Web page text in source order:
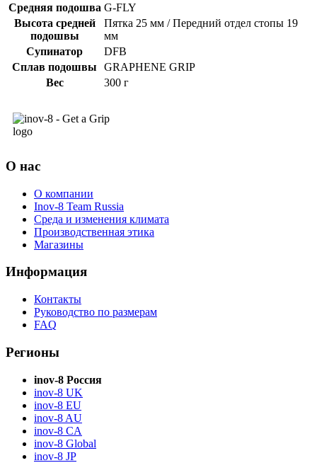
Средняя подошва G-FLY
Высота средней
подошвы
Пятка 25 мм / Передний отдел стопы 19
мм
Супинатор
DFB
Сплав подошвы
GRAPHENE GRIP
Вес
300 г
О нас
О компании
Inov-8 Team Russia
Среда и изменения климата
Производственная этика
Магазины
Информация
Контакты
Руководство по размерам
FAQ
Регионы
inov-8 Россия
inov-8 UK
inov-8 EU
inov-8 AU
inov-8 CA
inov-8 Global
inov-8 JP